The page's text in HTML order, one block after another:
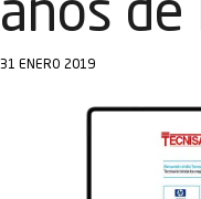
años
31 ENERO 2019